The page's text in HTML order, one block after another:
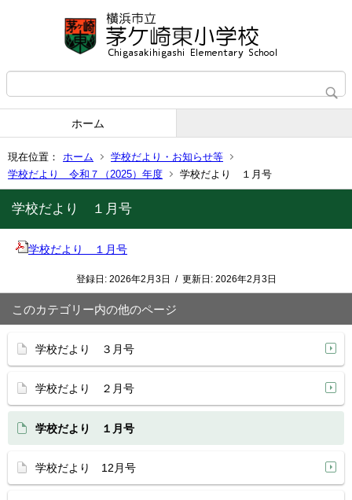
ホーム
現在位置： ホーム
学校だより・お知らせ等
学校だより 令和７（2025）年度
学校だより １月号
学校だより １月号
学校だより １月号
登録日: 2026年2月3日 / 更新日: 2026年2月3日
このカテゴリー内の他のページ
学校だより ３月号
学校だより ２月号
学校だより １月号
学校だより 12月号